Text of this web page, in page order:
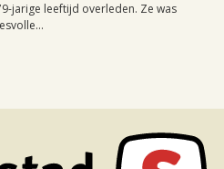
jarige leeftijd overleden. Ze was